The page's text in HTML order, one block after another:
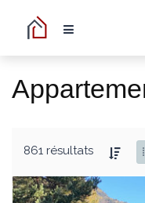
861 résultats